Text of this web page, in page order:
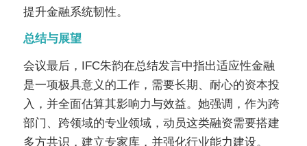
提升金融系统韧性。
总结与展望
会议最后，IFC朱韵在总结发言中指出适应性金融
是一项极具意义的工作，需要长期、耐心的资本投
入，并全面估算其影响力与效益。她强调，作为跨
部门、跨领域的专业领域，动员这类融资需要搭建
多方共识，建立专家库，并强化行业能力建设。